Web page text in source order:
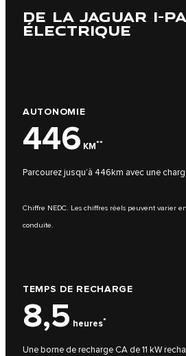
DE LA JAGUAR I-
ÉLECTRIQUE
AUTONOMIE
446 KM**
Parcourez jusqu’à 446km avec une
Chiffre NEDC. Les chiffres réels peuvent varier
conduite.
TEMPS DE RECHARGE
8,5 heures*
Une borne de recharge CA de 11 kW